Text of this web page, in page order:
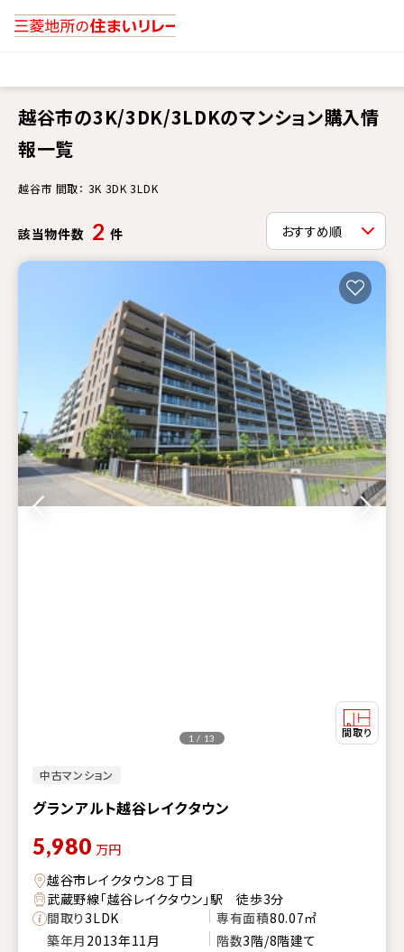
越谷市の3K/3DK/3LDKのマンション購入情
報一覧
越谷市 間取： 3K 3DK 3LDK
該当物件数 2 件
中古マンション
グランアルト越谷レイクタウン
1 / 13
5,980 万円
越谷市レイクタウン８丁目
武蔵野線「越谷レイクタウン」駅 徒歩3分
間取り3LDK 専有面積80.07㎡
築年月 2013年11月 階数3階/8階建て